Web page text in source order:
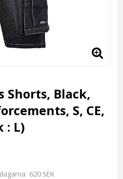
Shorts, Black,
S, CE,
: L)
620 SEK